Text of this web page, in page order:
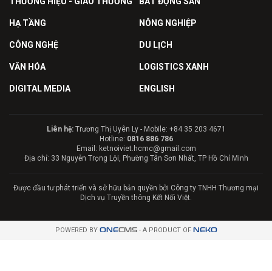
HẠ TẦNG NÔNG NGHIỆP
CÔNG NGHỆ DU LỊCH
VĂN HÓA LOGISTICS XANH
DIGITAL MEDIA ENGLISH
Liên hệ:Trương Thị Uyên Ly - Mobile: +84 35 203 4671
Hotline: 0816 886 786
Email: ketnoiviet.hcmc@gmail.com
Địa chỉ: 33 Nguyễn Trọng Lội, Phường Tân Sơn Nhất, TP Hồ Chí Minh
Được đầu tư phát triển và sở hữu bản quyền bởi Công ty TNHH Thương mại
Dịch vụ Truyền thông Kết Nối Việt.
POWERED BY ONECMS- A PRODUCT OF NEKO